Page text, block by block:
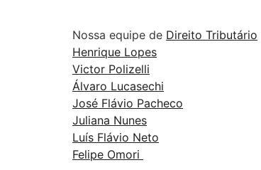
Nossa equipe de Direito Tributário
Henrique Lopes
Victor Polizelli
Álvaro Lucasechi
José Flávio Pacheco
Juliana Nunes
Luís Flávio Neto
Felipe Omori